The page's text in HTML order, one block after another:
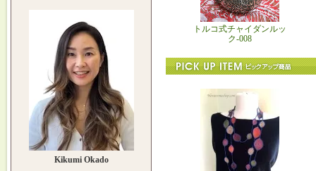
Kikumi Okado
トルコ式チャイダンルッ
ク-008